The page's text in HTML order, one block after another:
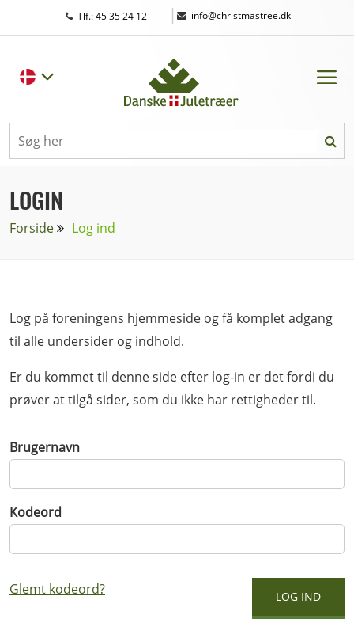
Tlf.: 45 35 24 12 | info@christmastree.dk
LOGIN
Forside Log ind
Log på foreningens hjemmeside og få komplet adgang
til alle undersider og indhold.
Er du kommet til denne side efter log-in er det fordi du
prøver at tilgå sider, som du ikke har rettigheder til.
Brugernavn
Kodeord
Glemt kodeord?